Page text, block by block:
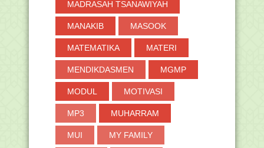
MADRASAH TSANAWIYAH
MANAKIB MASOOK
MATEMATIKA MATERI
MENDIKDASMEN MGMP
MODUL MOTIVASI
MP3 MUHARRAM
MUI MY FAMILY